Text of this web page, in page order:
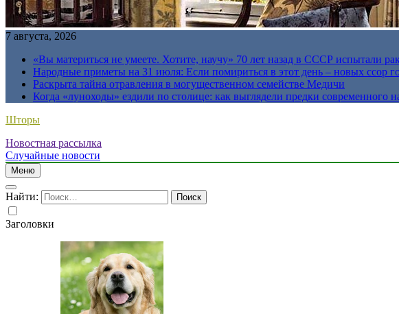
7 августа, 2026
«Вы материться не умеете. Хотите, научу» 70 лет назад в СССР испытали
Народные приметы на 31 июля: Если помириться в этот день – новых ссор
Раскрыта тайна отравления в могущественном семействе Медичи
Когда «луноходы» ездили по столице: как выглядели предки современного
Шторы
Новостная рассылка
Случайные новости
Меню
Найти:
Заголовки